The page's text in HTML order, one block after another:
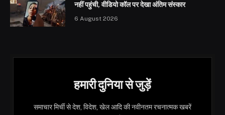
नहीं पहुंची, वीडियो कॉल पर देखा अंतिम संस्कार
6 August 2026
हमारी दुनिया से जुड़ें
समाचार मिर्ची से देश, विदेश, खेल आदि की नवीनतम रचनात्मक खबरें